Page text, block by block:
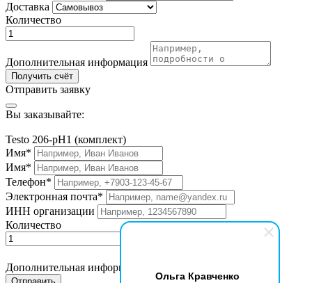
Ольга Кравченко
Доставка
Количество
Дополнительная информация
Получить счёт
Отправить заявку
Вы заказывайте:
Testo 206-pH1 (комплект)
Имя*
Имя*
Телефон*
Электронная почта*
ИНН организации
Количество
Дополнительная информация